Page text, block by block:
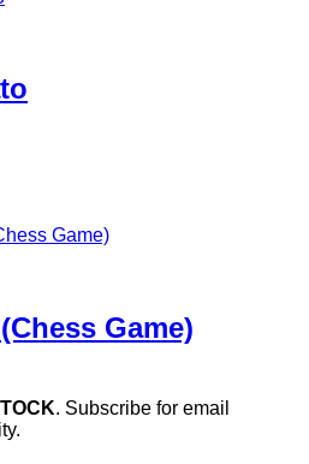
Game)
. Subscribe for email